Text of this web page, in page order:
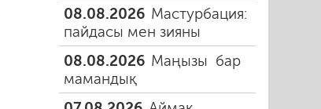
08.08.2026 Мастурбация:
пайдасы мен зияны
08.08.2026 Маңызы бар
мамандық